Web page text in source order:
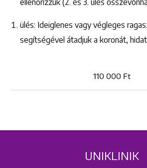
Keresés
ülés: Ideiglenes vagy végleges
segítségével átadjuk a koronát,
110 000 Ft
UNIKLINIK